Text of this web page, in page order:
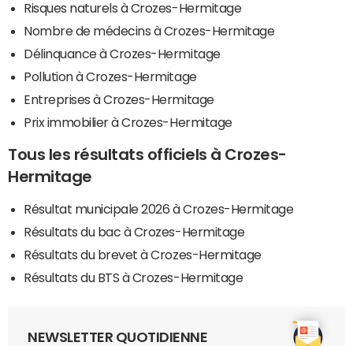
Risques naturels à Crozes-Hermitage
Nombre de médecins à Crozes-Hermitage
Délinquance à Crozes-Hermitage
Pollution à Crozes-Hermitage
Entreprises à Crozes-Hermitage
Prix immobilier à Crozes-Hermitage
Tous les résultats officiels à Crozes-
Hermitage
Résultat municipale 2026 à Crozes-Hermitage
Résultats du bac à Crozes-Hermitage
Résultats du brevet à Crozes-Hermitage
Résultats du BTS à Crozes-Hermitage
NEWSLETTER QUOTIDIENNE